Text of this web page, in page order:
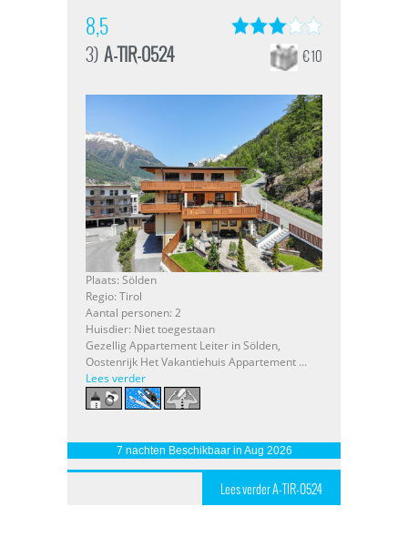
8,5
3) A-TIR-0524 € 10
Plaats: Sölden
Regio: Tirol
Aantal personen: 2
Huisdier: Niet toegestaan
Gezellig Appartement Leiter in Sölden,
Oostenrijk Het Vakantiehuis Appartement ...
Lees verder
7 nachten Beschikbaar in Aug 2026
Lees verder A-TIR-0524